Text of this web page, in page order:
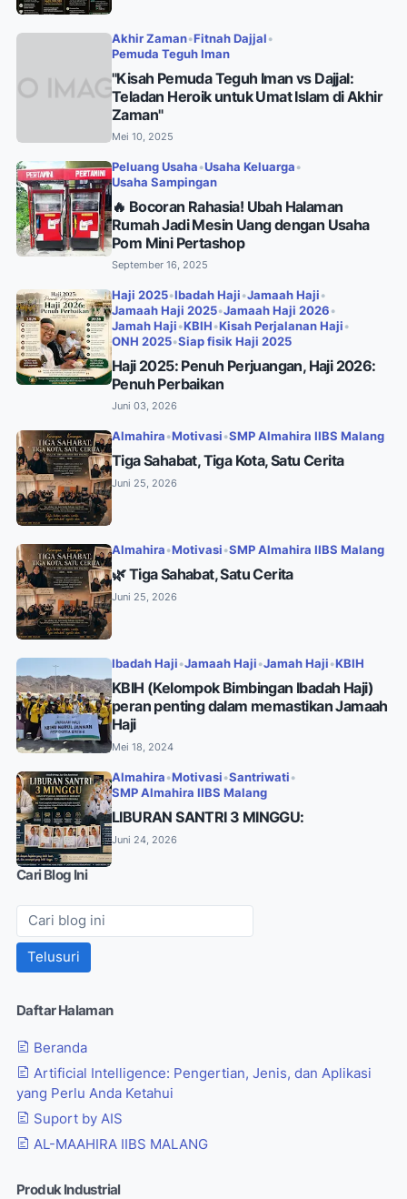
Akhir Zaman•Fitnah Dajjal •
Pemuda Teguh Iman
"Kisah Pemuda Teguh Iman vs Dajjal:
Teladan Heroik untuk Umat Islam di Akhir
Zaman"
Mei 10, 2025
Peluang Usaha •Usaha Keluarga •
Usaha Sampingan
🔥 Bocoran Rahasia! Ubah Halaman
Rumah Jadi Mesin Uang dengan Usaha
Pom Mini Pertashop
September 16, 2025
Haji 2025•Ibadah Haji •Jamaah Haji •
Jamaah Haji 2025•Jamaah Haji 2026 •
Jamah Haji •KBIH •Kisah Perjalanan Haji •
ONH 2025•Siap fisik Haji 2025
Haji 2025: Penuh Perjuangan, Haji 2026:
Penuh Perbaikan
Juni 03, 2026
Almahira •Motivasi •SMP Almahira IIBS Malang
Tiga Sahabat, Tiga Kota, Satu Cerita
Juni 25, 2026
Almahira •Motivasi •SMP Almahira IIBS Malang
🌿 Tiga Sahabat, Satu Cerita
Juni 25, 2026
Ibadah Haji •Jamaah Haji •Jamah Haji •KBIH
KBIH (Kelompok Bimbingan Ibadah Haji)
peran penting dalam memastikan Jamaah
Haji
Mei 18, 2024
Almahira •Motivasi •Santriwati •
SMP Almahira IIBS Malang
LIBURAN SANTRI 3 MINGGU:
Juni 24, 2026
Cari Blog Ini
Daftar Halaman
Beranda
Artificial Intelligence: Pengertian, Jenis, dan Aplikasi
yang Perlu Anda Ketahui
Suport by AIS
AL-MAAHIRA IIBS MALANG
Produk Industrial